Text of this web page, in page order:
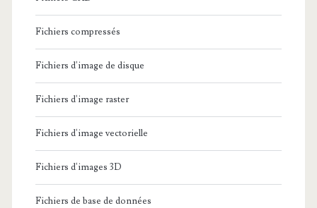
Fichiers compressés
Fichiers d'image de disque
Fichiers d'image raster
Fichiers d'image vectorielle
Fichiers d'images 3D
Fichiers de base de données